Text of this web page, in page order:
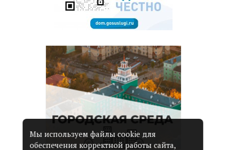
Мы используем файлы cookie для
обеспечения корректной работы сайта,